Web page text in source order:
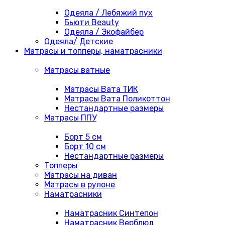
Одеяла / Лебяжий пух
Бьюти Beauty
Одеяла / Экофайбер
Одеяла/ Детские
Матрасы и топперы, наматрасники
Матрасы ватные
Матрасы Вата ТИК
Матрасы Вата Поликоттон
Нестандартные размеры
Матрасы ППУ
Борт 5 см
Борт 10 см
Нестандартные размеры
Топперы
Матрасы на диван
Матрасы в рулоне
Наматрасники
Наматрасник Синтепон
Наматрасник Верблюд